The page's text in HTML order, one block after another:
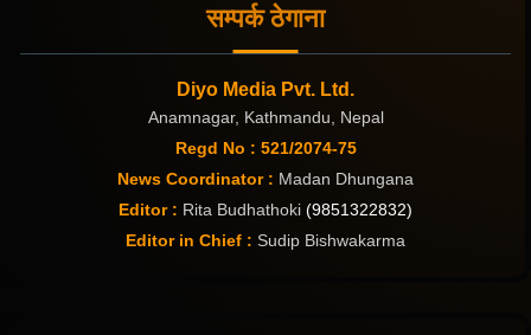
सम्पर्क ठेगाना
Diyo Media Pvt. Ltd.
Anamnagar, Kathmandu, Nepal
Regd No : 521/2074-75
News Coordinator : Madan Dhungana
Editor : Rita Budhathoki (9851322832)
Editor in Chief : Sudip Bishwakarma